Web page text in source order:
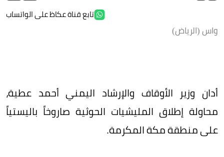
تابع قناة عكاظ على الواتساب
واس (الرياض)
أدان وزير الأوقاف والإرشاد اليمني أحمد عطية،
محاولة إطلاق المليشيات الحوثية صاروخاً باليستياً
على منطقة مكة المكرمة.